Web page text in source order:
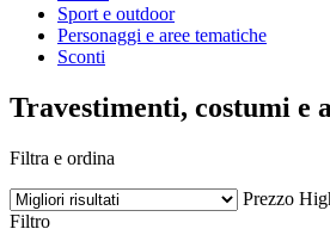
Sport e outdoor
Personaggi e aree tematiche
Sconti
Travestimenti, costumi e
Filtra e ordina
Prezzo
Filtro